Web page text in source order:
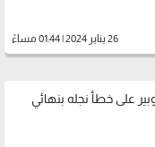
26 يناير 2024 | 01:44 مساءً
على خطأ نجله بنهائي